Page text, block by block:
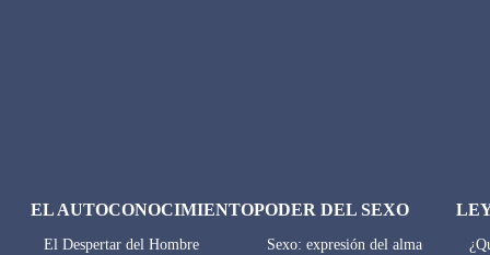
EL AUTOCONOCIMIENTO
El Despertar del Hombre
PODER DEL SEXO
Sexo: expresión del alma